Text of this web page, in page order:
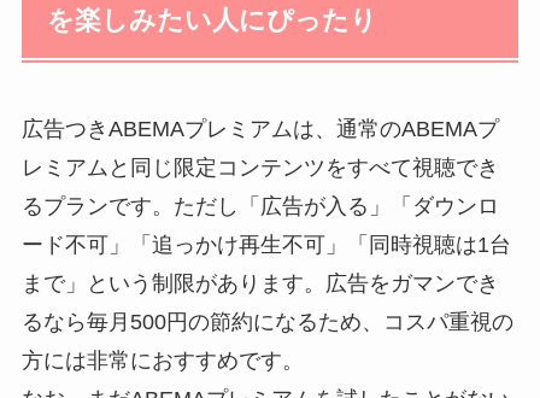
を楽しみたい人にぴったり
広告つきABEMAプレミアムは、通常のABEMAプ
レミアムと同じ限定コンテンツをすべて視聴でき
るプランです。ただし「広告が入る」「ダウンロ
ード不可」「追っかけ再生不可」「同時視聴は1台
まで」という制限があります。広告をガマンでき
るなら毎月500円の節約になるため、コスパ重視の
方には非常におすすめです。